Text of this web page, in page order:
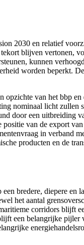
2030 en relatief
blijven vertonen,
kunnen
worden beperkt.
van het bbp en
nominaal licht zullen
door een uitbreiding
van de export
in verband
producten en de
bredere, diepere en
het aantal
corridors blijft
een belangrijke